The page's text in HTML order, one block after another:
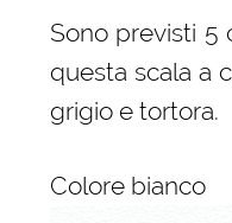
Sono previsti 5
questa scala a
grigio e tortora.
Colore bianco